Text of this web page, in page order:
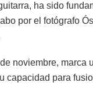
ha sido
por el fotógrafo
noviembre, marca
capacidad para